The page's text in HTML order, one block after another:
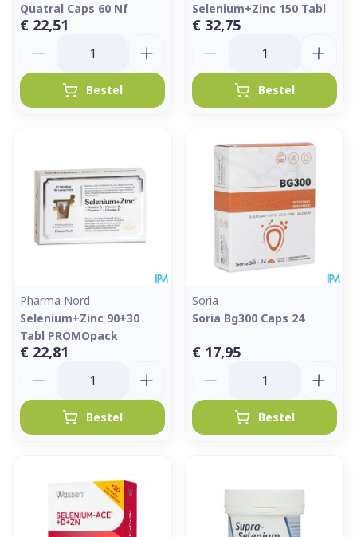
Quatral Caps 60 Nf
€ 22,51
Bestel
Selenium+Zinc 150 Tabl
€ 32,75
Bestel
Pharma Nord
Selenium+Zinc 90+30
Tabl PROMOpack
€ 22,81
Bestel
Soria
Soria Bg300 Caps 24
€ 17,95
Bestel